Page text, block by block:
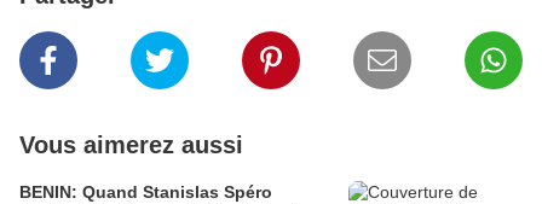
Vous aimerez aussi
BENIN: Quand Stanislas Spéro